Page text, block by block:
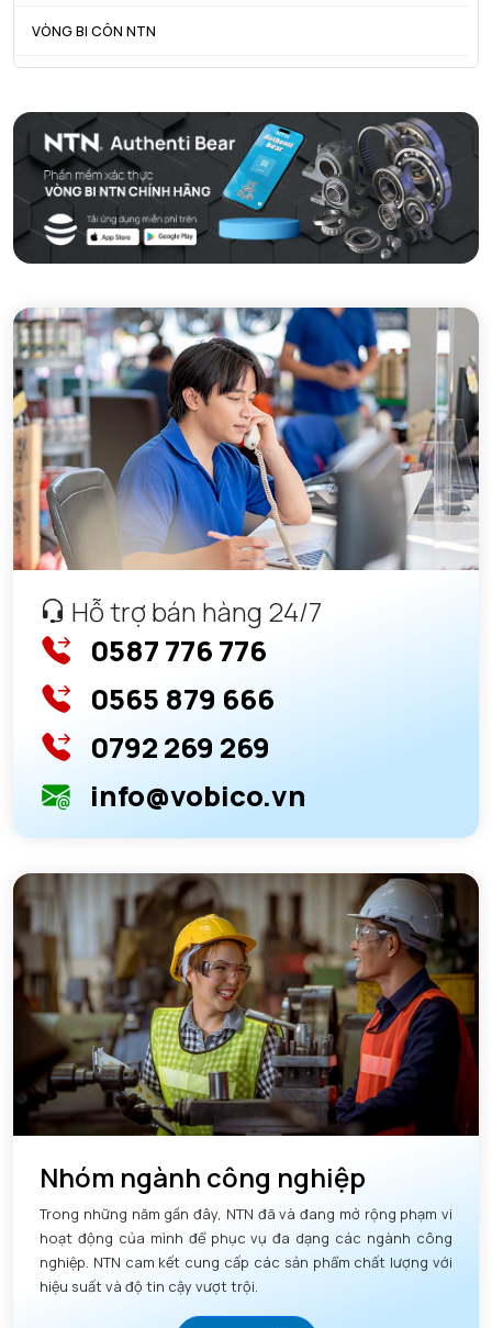
VÒNG BI CÔN NTN
VÒNG BI TANG TRỐNG CHẶN TRỤC NTN
VÒNG BI ĐŨA TRỤ NTN
VÒNG BI KIM NTN
VÒNG BI LĂN TRỤ ĐẨY NTN
GỐI ĐỠ NTN
GỐI ĐỠ 2 NỬA NTN
PHỤ KIỆN NTN
MÁY GIA NHIỆT NTN
Hỗ trợ bán hàng 24/7
0587 776 776
0565 879 666
0792 269 269
info@vobico.vn
Nhóm ngành công nghiệp
Trong những năm gần đây, NTN đã và đang mở rộng phạm vi
hoạt động của mình để phục vụ đa dạng các ngành công
nghiệp. NTN cam kết cung cấp các sản phẩm chất lượng với
hiệu suất và độ tin cậy vượt trội.